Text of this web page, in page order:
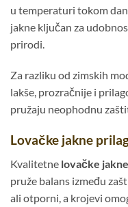
u temperaturi tokom
jakne ključan za
prirodi.
Za razliku od zimskih
lakše, prozračnije i
pružaju neophodnu
Lovačke jakne
Kvalitetne lovačke jakne
pruže balans između
ali otporni, a krojevi